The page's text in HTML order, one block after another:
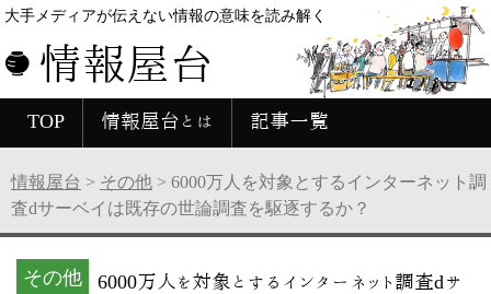
大手メディアが伝えない情報の意味を読み解く
情報屋台
TOP 情報屋台とは 記事一覧
情報屋台 > その他 > 6000万人を対象とするインターネット調
査dサーベイは既存の世論調査を駆逐するか？
その他
6000万人を対象とするインターネット調査dサ